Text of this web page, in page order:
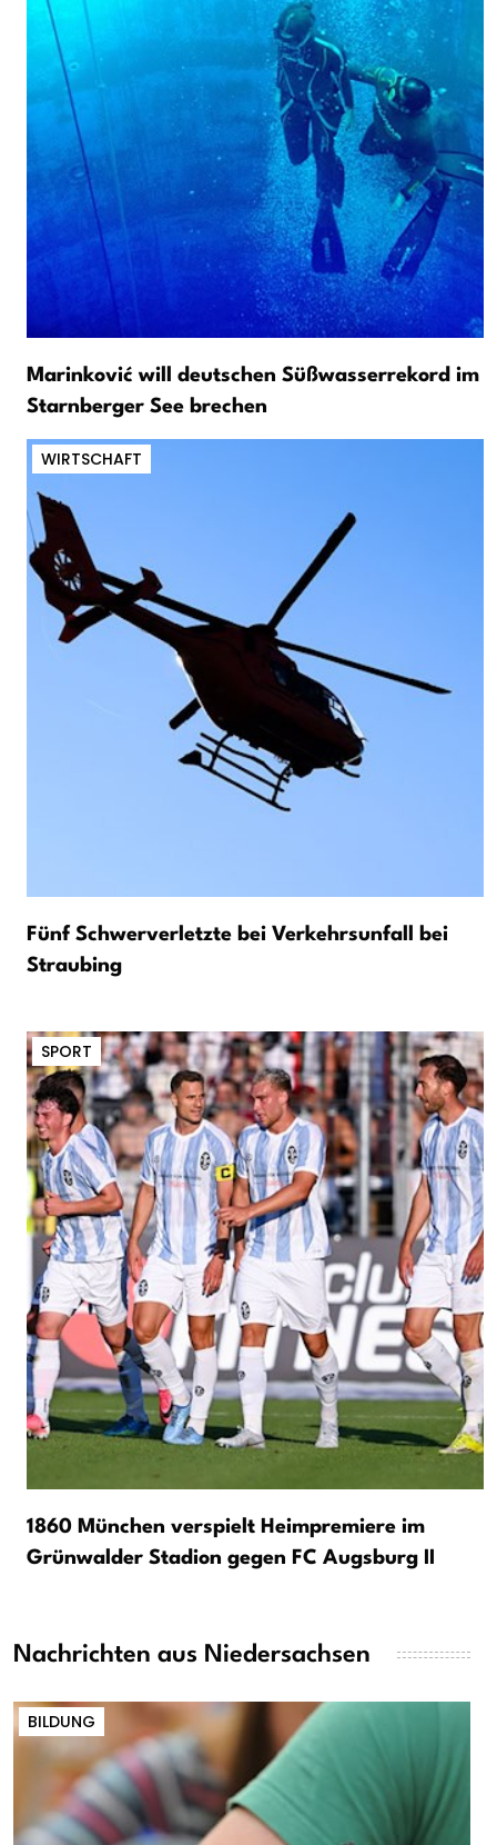
Marinković will deutschen Süßwasserrekord im
Starnberger See brechen
WIRTSCHAFT
Fünf Schwerverletzte bei Verkehrsunfall bei
Straubing
SPORT
1860 München verspielt Heimpremiere im
Grünwalder Stadion gegen FC Augsburg II
Nachrichten aus Niedersachsen
BILDUNG